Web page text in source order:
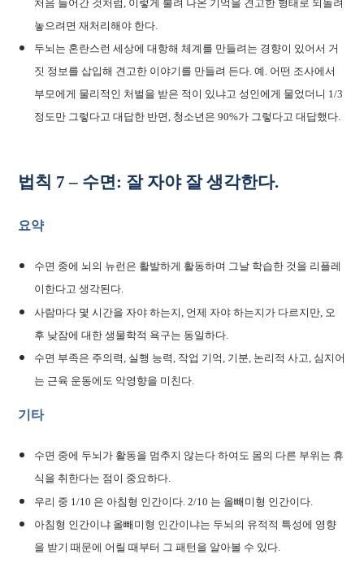
처음 들어간 것처럼, 이렇게 불려 나온 기억을 견고한 형태로 되돌려
놓으려면 재처리해야 한다.
두뇌는 혼란스런 세상에 대항해 체계를 만들려는 경향이 있어서 거
짓 정보를 삽입해 견고한 이야기를 만들려 든다. 예. 어떤 조사에서
부모에게 물리적인 처벌을 받은 적이 있냐고 성인에게 물었더니 1/3
정도만 그렇다고 대답한 반면, 청소년은 90%가 그렇다고 대답했다.
법칙 7 – 수면: 잘 자야 잘 생각한다.
요약
수면 중에 뇌의 뉴런은 활발하게 활동하며 그날 학습한 것을 리플레
이한다고 생각된다.
사람마다 몇 시간을 자야 하는지, 언제 자야 하는지가 다르지만, 오
후 낮잠에 대한 생물학적 욕구는 동일하다.
수면 부족은 주의력, 실행 능력, 작업 기억, 기분, 논리적 사고, 심지어
는 근육 운동에도 악영향을 미친다.
기타
수면 중에 두뇌가 활동을 멈추지 않는다 하여도 몸의 다른 부위는 휴
식을 취한다는 점이 중요하다.
우리 중 1/10 은 아침형 인간이다. 2/10 는 올빼미형 인간이다.
아침형 인간이냐 올빼미형 인간이냐는 두뇌의 유적적 특성에 영향
을 받기 때문에 어릴 때부터 그 패턴을 알아볼 수 있다.